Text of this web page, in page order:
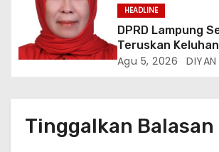
Kegiatannya
HEADLINE
DPRD Lampung
Teruskan
Dinas Terkait,
Agu 5, 2026 DIYAN
Tinggalkan Balasan